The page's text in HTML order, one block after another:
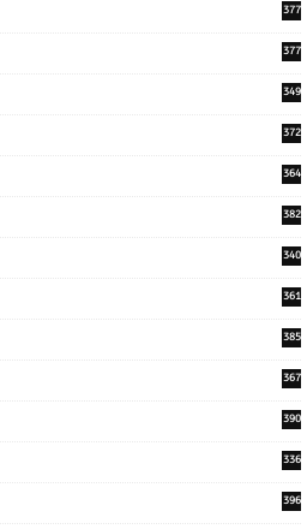
377
377
349
372
364
382
340
361
385
367
390
336
396